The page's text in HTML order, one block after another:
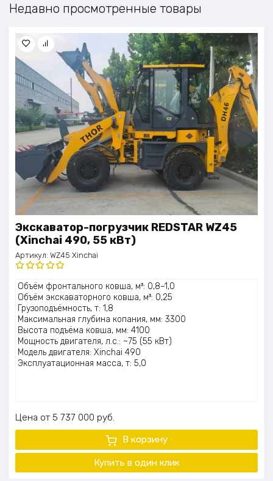
Недавно просмотренные товары
Экскаватор-погрузчик REDSTAR WZ45
(Xinchai 490, 55 кВт)
Артикул: WZ45 Xinchai
Оценка
5.00 из 5
Объём фронтального ковша, м³: 0,8–1,0
Объём экскаваторного ковша, м³: 0,25
Грузоподъёмность, т: 1,8
Максимальная глубина копания, мм: 3300
Высота подъёма ковша, мм: 4100
Мощность двигателя, л.с.: ~75 (55 кВт)
Модель двигателя: Xinchai 490
Эксплуатационная масса, т: 5,0
Цена 5 737 000 руб.
В корзину
Купить в один клик